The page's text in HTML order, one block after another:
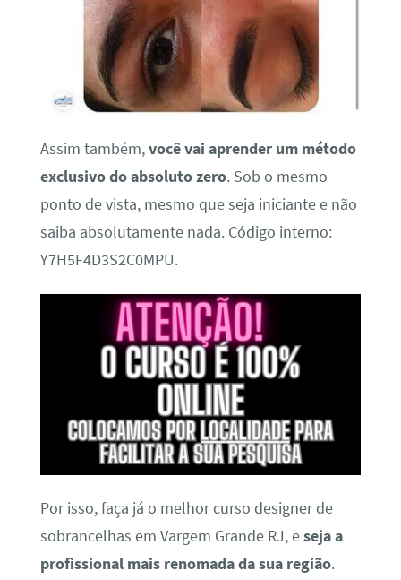
Assim também,você vai aprender um método
exclusivo do absoluto zero. Sob o mesmo
ponto de vista, mesmo que seja iniciante e não
saiba absolutamente nada. Código interno:
Y7H5F4D3S2C0MPU.
Por isso, faça já o melhor curso designer de
sobrancelhas em Vargem Grande RJ, eseja a
profissional mais renomada da sua região.